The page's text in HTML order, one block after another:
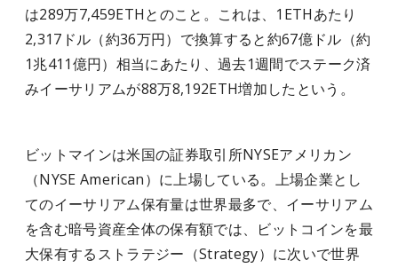
は289万7,459ETHとのこと。これは、1ETHあたり
2,317ドル（約36万円）で換算すると約67億ドル（約
1兆411億円）相当にあたり、過去1週間でステーク済
みイーサリアムが88万8,192ETH増加したという。
ビットマインは米国の証券取引所NYSEアメリカン
（NYSE American）に上場している。上場企業とし
てのイーサリアム保有量は世界最多で、イーサリアム
を含む暗号資産全体の保有額では、ビットコインを最
大保有するストラテジー（Strategy）に次いで世界